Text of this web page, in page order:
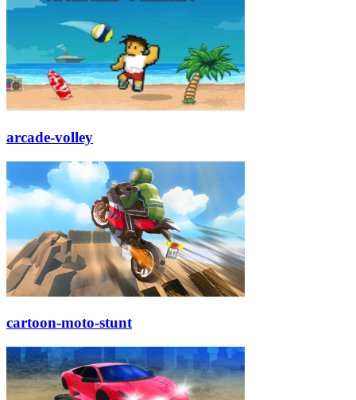
arcade-volley
cartoon-moto-stunt